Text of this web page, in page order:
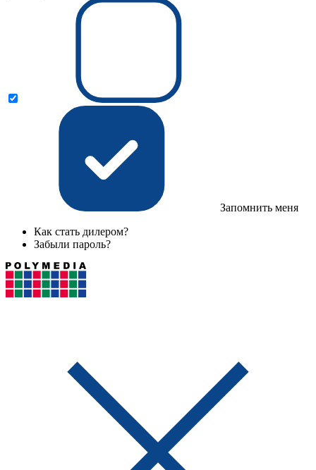
Запомнить меня
Как стать дилером?
Забыли пароль?